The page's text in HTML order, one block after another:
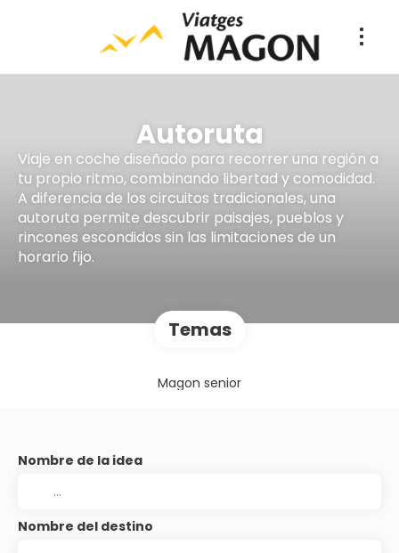
Autoruta
Viaje en coche diseñado para recorrer una región a
tu propio ritmo, combinando libertad y comodidad.
A diferencia de los circuitos tradicionales, una
autoruta permite descubrir paisajes, pueblos y
rincones escondidos sin las limitaciones de un
horario fijo.
Temas
Magon senior
Nombre de la idea
Nombre del destino